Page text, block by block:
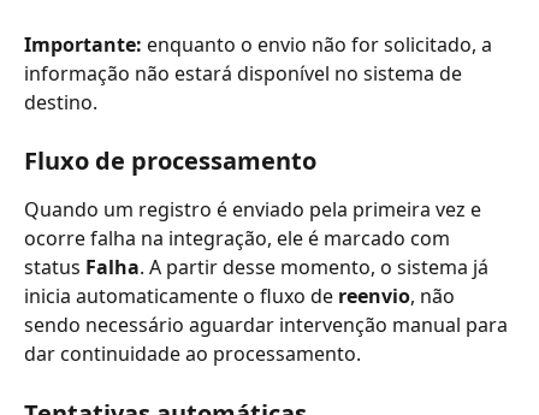
Importante: enquanto o envio não for solicitado, a
informação não estará disponível no sistema de
destino.
Fluxo de processamento
Quando um registro é enviado pela primeira vez e
ocorre falha na integração, ele é marcado com
status Falha. A partir desse momento, o sistema já
inicia automaticamente o fluxo de reenvio, não
sendo necessário aguardar intervenção manual para
dar continuidade ao processamento.